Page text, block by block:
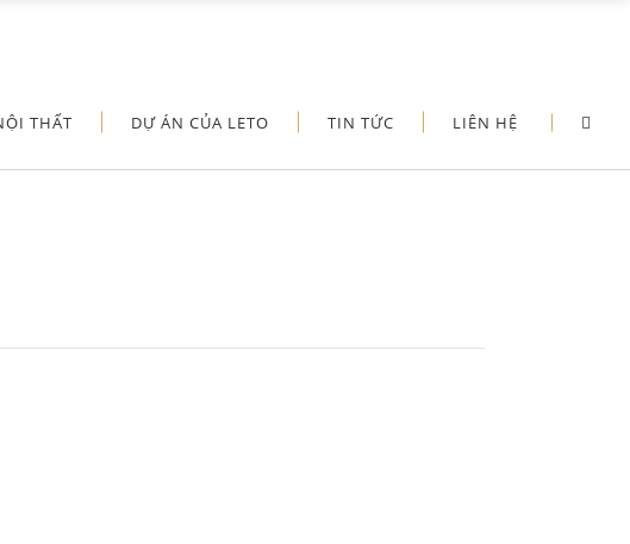
THẤT DỰ ÁN CỦA LETO TIN TỨC LIÊN HỆ